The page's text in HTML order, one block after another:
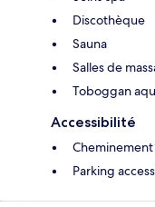
Discothèque
Sauna
Salles de
Toboggan
Accessibilité
Parking